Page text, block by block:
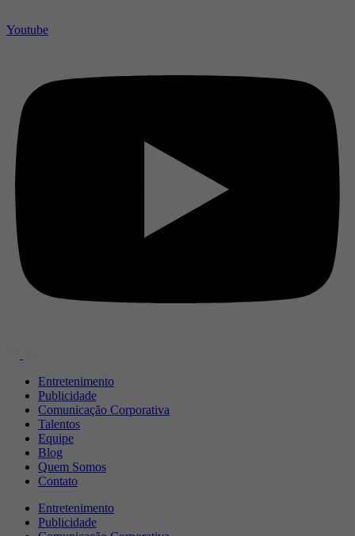
Youtube
Entretenimento
Publicidade
Comunicação Corporativa
Talentos
Equipe
Blog
Quem Somos
Contato
Entretenimento
Publicidade